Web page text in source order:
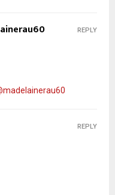
REPLY
REPLY